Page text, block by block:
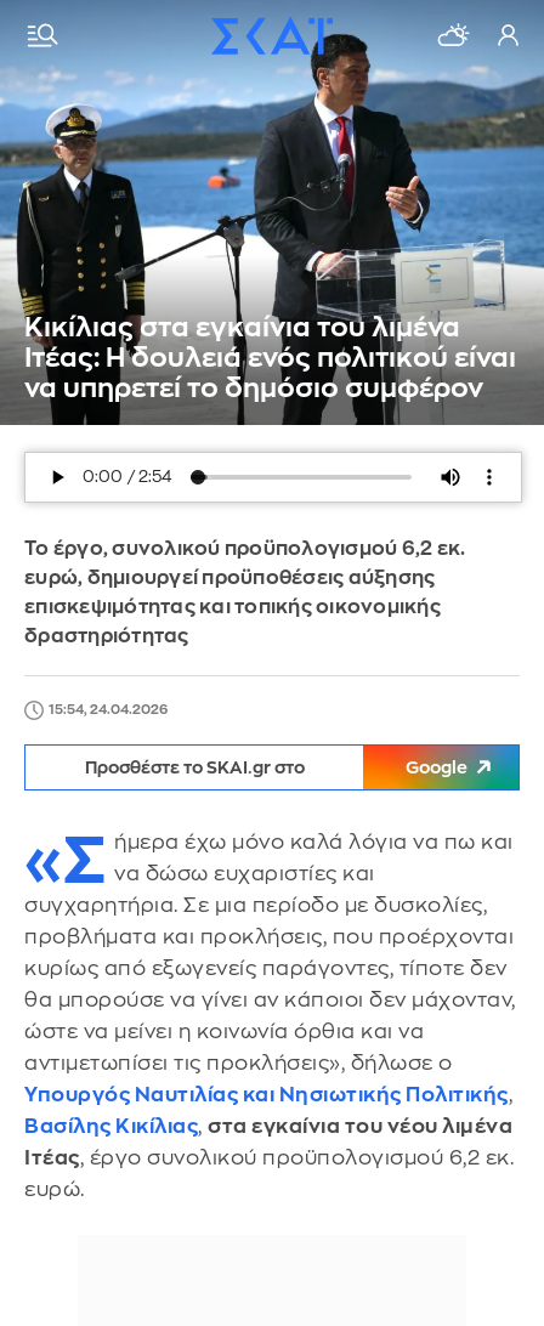
Κικίλιας στα εγκαίνια του λιμένα
Ιτέας: Η δουλειά ενός πολιτικού είναι
να υπηρετεί το δημόσιο συμφέρον
Το έργο, συνολικού προϋπολογισμού 6,2 εκ.
ευρώ, δημιουργεί προϋποθέσεις αύξησης
επισκεψιμότητας και τοπικής οικονομικής
δραστηριότητας
15:54, 24.04.2026
Προσθέστε το SKAI.gr στο Google
«Σ ήμερα έχω μόνο καλά λόγια να πω και
να δώσω ευχαριστίες και
συγχαρητήρια. Σε μια περίοδο με δυσκολίες,
προβλήματα και προκλήσεις, που προέρχονται
κυρίως από εξωγενείς παράγοντες, τίποτε δεν
θα μπορούσε να γίνει αν κάποιοι δεν μάχονταν,
ώστε να μείνει η κοινωνία όρθια και να
αντιμετωπίσει τις προκλήσεις», δήλωσε ο
Υπουργός Ναυτιλίας και Νησιωτικής Πολιτικής,
Βασίλης Κικίλιας, στα εγκαίνια του νέου λιμένα
Ιτέας, έργο συνολικού προϋπολογισμού 6,2 εκ.
ευρώ.